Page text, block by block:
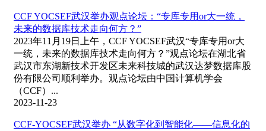
CCF YOCSEF武汉举办观点论坛：“专库专用or大一统，
未来的数据库技术走向何方？”
2023年11月19日上午，CCF YOCSEF武汉“专库专用or大
一统，未来的数据库技术走向何方？”观点论坛在湖北省
武汉市东湖新技术开发区未来科技城的武汉达梦数据库股
份有限公司顺利举办。观点论坛由中国计算机学会
（CCF）...
2023-11-23
CCF-YOCSEF武汉举办 “从数字化到智能化——信息化的